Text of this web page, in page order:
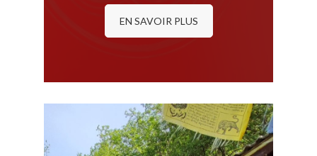
EN SAVOIR PLUS